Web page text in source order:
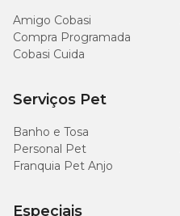
Amigo Cobasi
Compra Programada
Cobasi Cuida
Serviços Pet
Banho e Tosa
Personal Pet
Franquia Pet Anjo
Especiais